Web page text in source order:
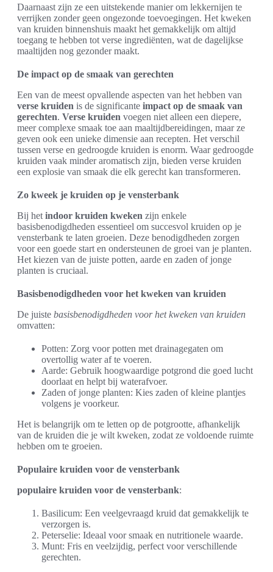
Daarnaast zijn ze een uitstekende manier om lekkernijen te
verrijken zonder geen ongezonde toevoegingen. Het kweken
van kruiden binnenshuis maakt het gemakkelijk om altijd
toegang te hebben tot verse ingrediënten, wat de dagelijkse
maaltijden nog gezonder maakt.
De impact op de smaak van gerechten
Een van de meest opvallende aspecten van het hebben van
verse kruiden is de significante impact op de smaak van
gerechten. Verse kruiden voegen niet alleen een diepere,
meer complexe smaak toe aan maaltijdbereidingen, maar ze
geven ook een unieke dimensie aan recepten. Het verschil
tussen verse en gedroogde kruiden is enorm. Waar gedroogde
kruiden vaak minder aromatisch zijn, bieden verse kruiden
een explosie van smaak die elk gerecht kan transformeren.
Zo kweek je kruiden op je vensterbank
Bij het indoor kruiden kweken zijn enkele
basisbenodigdheden essentieel om succesvol kruiden op je
vensterbank te laten groeien. Deze benodigdheden zorgen
voor een goede start en ondersteunen de groei van je planten.
Het kiezen van de juiste potten, aarde en zaden of jonge
planten is cruciaal.
Basisbenodigdheden voor het kweken van kruiden
De juiste basisbenodigdheden voor het kweken van kruiden
omvatten:
Potten: Zorg voor potten met drainagegaten om
overtollig water af te voeren.
Aarde: Gebruik hoogwaardige potgrond die goed lucht
doorlaat en helpt bij waterafvoer.
Zaden of jonge planten: Kies zaden of kleine plantjes
volgens je voorkeur.
Het is belangrijk om te letten op de potgrootte, afhankelijk
van de kruiden die je wilt kweken, zodat ze voldoende ruimte
hebben om te groeien.
Populaire kruiden voor de vensterbank
populaire kruiden voor de vensterbank:
Basilicum: Een veelgevraagd kruid dat gemakkelijk te
verzorgen is.
Peterselie: Ideaal voor smaak en nutritionele waarde.
Munt: Fris en veelzijdig, perfect voor verschillende
gerechten.